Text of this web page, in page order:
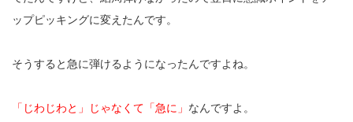
ップピッキングに変えたんです。
そうすると急に弾けるようになったんですよね。
「じわじわと」じゃなくて「急に」 なんですよ。